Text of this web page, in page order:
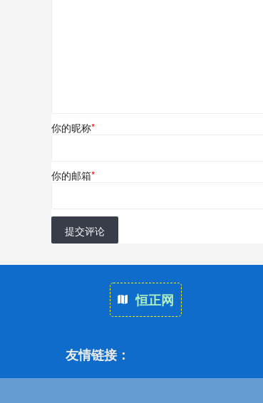
你的昵称*
你的邮箱*
提交评论
恒正网
友情链接：